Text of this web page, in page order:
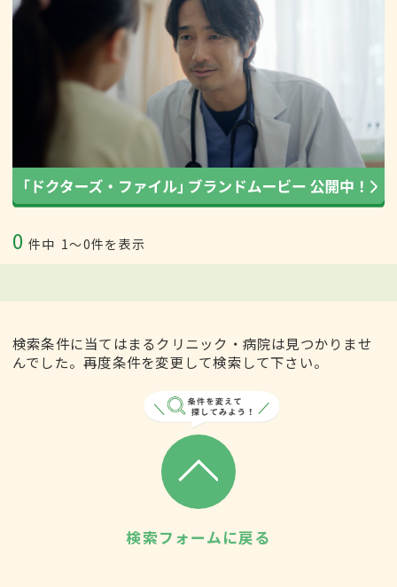
0 件中 1〜0件を表示
検索条件に当てはまるクリニック・病院は見つかりませ
んでした。再度条件を変更して検索して下さい。
検索フォームに戻る